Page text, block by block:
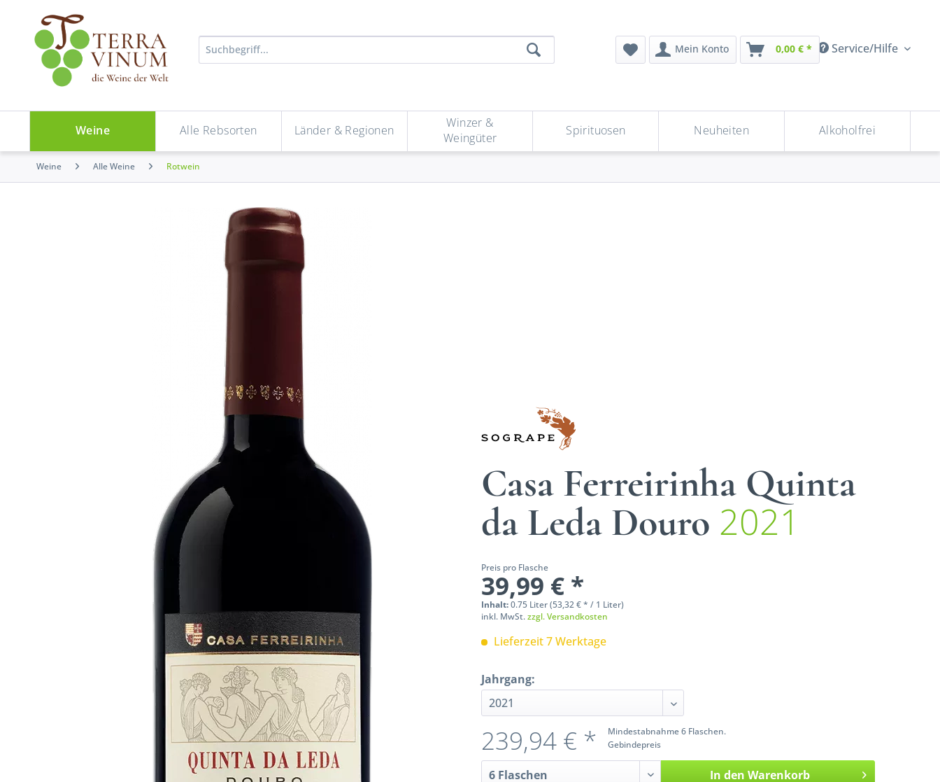
Service/Hilfe
Mein Konto 0,00 € *
Weine Alle Rebsorten Länder & Regionen
Winzer &
Weingüter
Spirituosen Neuheiten Alkoholfrei
Weine Alle Weine Rotwein
Casa Ferreirinha Quinta
da Leda Douro 2021
Preis pro Flasche
39,99 € *
Inhalt:0.75 Liter (53,32 € * / 1 Liter)
inkl. MwSt.zzgl. Versandkosten
Lieferzeit 7 Werktage
Jahrgang:
Mindestabnahme 6 Flaschen.
Gebindepreis
239,94 € *
In den Warenkorb